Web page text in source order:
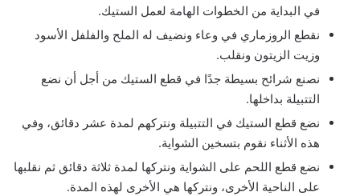
في البداية من الخطوات الهامة لعمل الستيك.
نقطع الروزماري في وعاء ونضيف له الملح والفلفل الأسود
وزيت الزيتون ونقلب.
نصنع شرائح بسيطة جدًا في قطع الستيك من أجل أن نضع
التتبيلة بداخلها.
نضع قطع الستيك في التتبيلة ونتركهم لمدة عشر دقائق، وفي
هذه الأثناء نقوم بتسخين الشواية.
نضع قطع اللحم على الشواية ونتركها لمدة ثلاثة دقائق ثم نقلبها
على الناحية الأخرى، ونتركها هي الأخرى لهذه المدة.